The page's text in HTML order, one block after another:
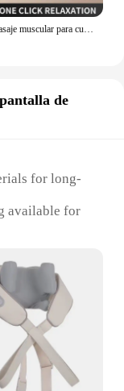
Pistola de masaje muscular para cuello, pie, Cervical, espalda, hombros, masajeadores eléctricos, relajación corporal, tejido profundo profesional, recargable
de
for long-
available for
friendly
or
technology
sets